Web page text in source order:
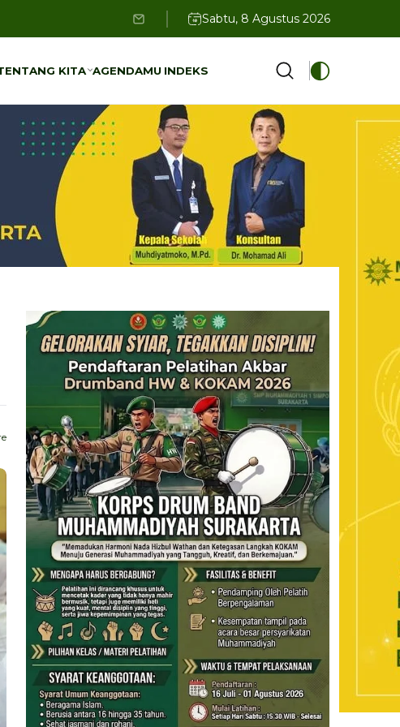
Sabtu, 8 Agustus 2026
KITA AGENDAMU INDEKS